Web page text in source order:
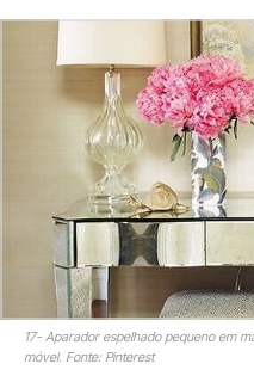
17- Aparador espelhado pequeno em
móvel. Fonte: Pinterest